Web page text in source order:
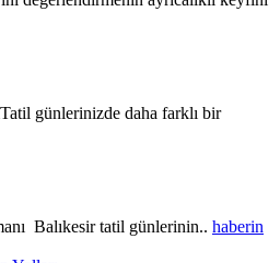
günlerinizde daha farklı bir
Balıkesir tatil günlerinin.. haberin